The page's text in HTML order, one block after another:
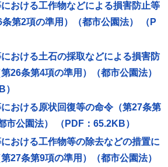
おける工作物などによる損害防止等
第2項の準用）（都市公園法） （P
おける土石の採取などによる損害防
26条第4項の準用）（都市公園法）
）
おける原状回復等の命令（第27条第
市公園法） （PDF：65.2KB）
おける工作物等の除去などの措置に
27条第9項の準用）（都市公園法）